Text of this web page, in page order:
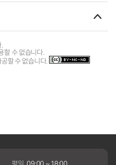
할 수 없습니다.
할 수 없습니다.
평일 09:00 ~ 18:00